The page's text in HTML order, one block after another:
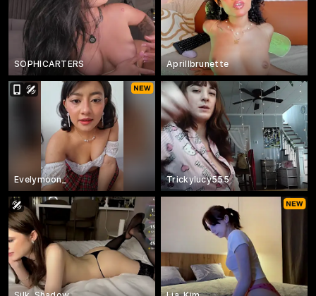
SOPHICARTERS Aprillbrunette
Evelymoon_ Trickylucy555